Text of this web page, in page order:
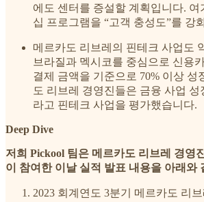
에도 센터를 증설할 계획입니다. 여
십 프로그램을 “고객 충성도”를 강
메르카도 리브레의 핀테크 사업도
브라질과 멕시코를 중심으로 신용
결제 금액을 기준으로 70% 이상 성
도 리브레 경영진들은 금융 사업
라고 핀테크 사업을 평가했습니다.
Deep Dive
저희 Pickool 팀은 메르카도 리브레 경영
이 참여한 이날 실적 발표 내용을 아래와
2023 회계연도 3분기 메르카도 리